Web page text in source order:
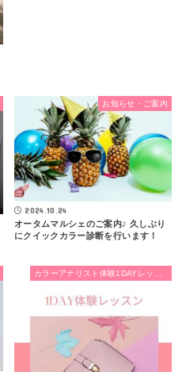
お知らせ・ご案内
2024.10.24
オータムマルシェのご案内♪ 久しぶり
にクイックカラー診断を行います！